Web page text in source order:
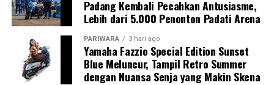
Padang Kembali Pecahkan Antusiasme,
Lebih dari 5.000 Penonton Padati Arena
PARIWARA 3 hari ago
Yamaha Fazzio Special Edition Sunset
Blue Meluncur, Tampil Retro Summer
dengan Nuansa Senja yang Makin Skena